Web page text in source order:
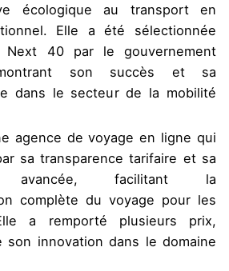
écologique au transport en
Elle a été sélectionnée
40 par le gouvernement
son succès et sa
dans le secteur de la mobilité
agence de voyage en ligne qui
sa transparence tarifaire et sa
avancée, facilitant la
complète du voyage pour les
a remporté plusieurs prix,
son innovation dans le domaine